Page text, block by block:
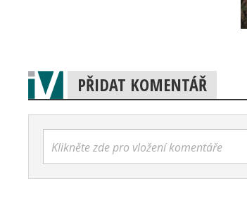
PŘIDAT KOMENTÁŘ
Klikněte zde pro vložení komentáře